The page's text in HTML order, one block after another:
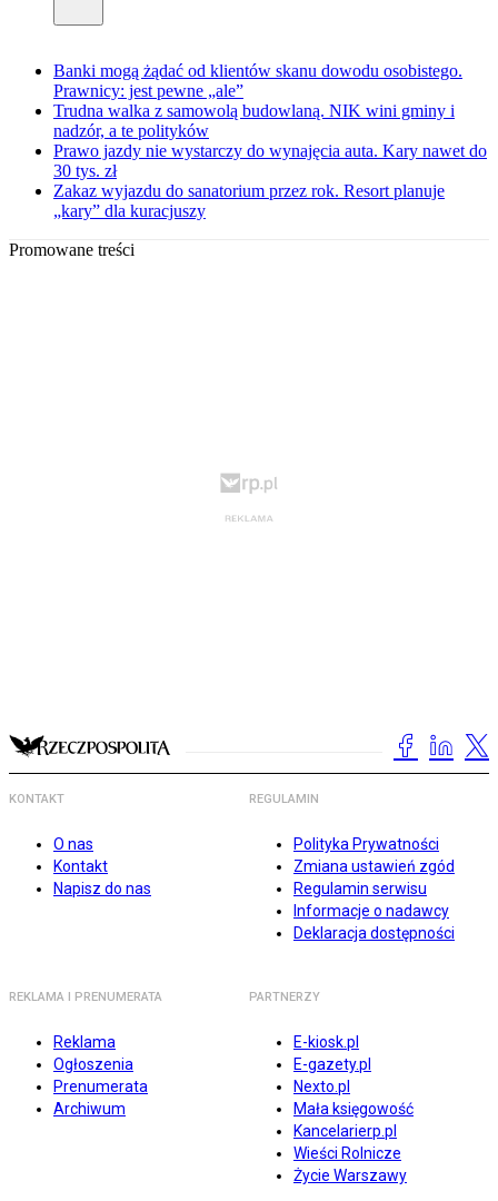
Banki mogą żądać od klientów skanu dowodu osobistego.
Prawnicy: jest pewne „ale”
Trudna walka z samowolą budowlaną. NIK wini gminy i
nadzór, a te polityków
Prawo jazdy nie wystarczy do wynajęcia auta. Kary nawet do
30 tys. zł
Zakaz wyjazdu do sanatorium przez rok. Resort planuje
„kary” dla kuracjuszy
Promowane treści
KONTAKT
O nas
Kontakt
Napisz do nas
REGULAMIN
Polityka Prywatności
Zmiana ustawień zgód
Regulamin serwisu
Informacje o nadawcy
Deklaracja dostępności
REKLAMA I PRENUMERATA
Reklama
Ogłoszenia
Prenumerata
Archiwum
PARTNERZY
E-kiosk.pl
E-gazety.pl
Nexto.pl
Mała księgowość
Kancelarierp.pl
Wieści Rolnicze
Życie Warszawy